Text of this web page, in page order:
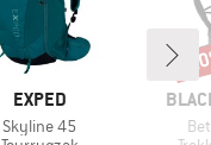
MERK
EXPED
Artikel
Skyline 45
MERK
-